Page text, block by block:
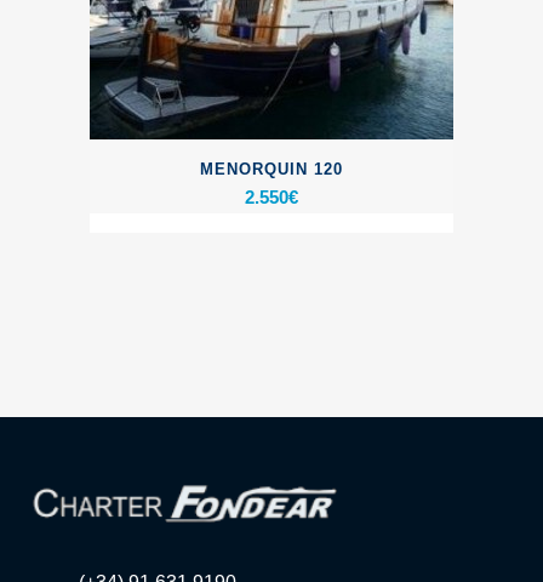
MENORQUIN 120
2.550€